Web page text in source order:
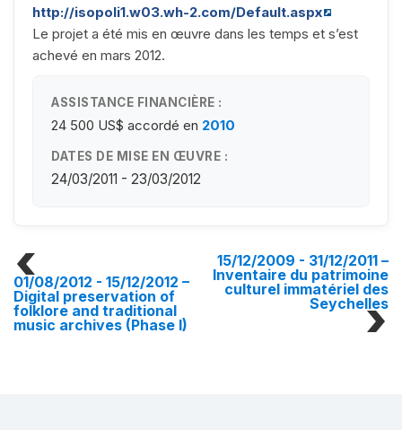
http://isopoli1.w03.wh-2.com/Default.aspx
Le projet a été mis en œuvre dans les temps et s’est
achevé en mars 2012.
ASSISTANCE FINANCIÈRE :
24 500 US$ accordé en 2010
DATES DE MISE EN ŒUVRE :
24/03/2011 - 23/03/2012
01/08/2012 - 15/12/2012 –
Digital preservation of
folklore and traditional
music archives (Phase I)
15/12/2009 - 31/12/2011 –
Inventaire du patrimoine
culturel immatériel des
Seychelles